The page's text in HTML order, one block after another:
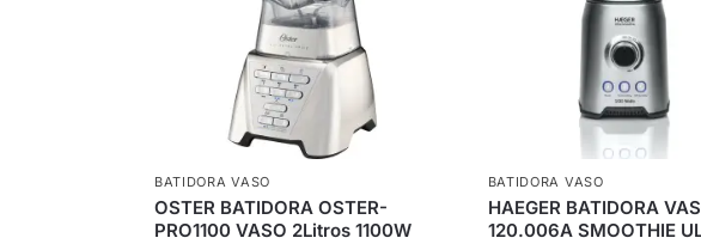
BATIDORA VASO
OSTER BATIDORA OSTER-
PRO1100 VASO 2Litros 1100W
BATIDORA VASO
HAEGER BATIDORA
120.006A SMOOTHIE